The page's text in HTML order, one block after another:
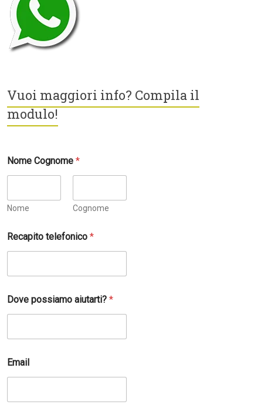
Vuoi maggiori info? Compila il
modulo!
Nome Cognome*
Nome Cognome
*
*
Recapito telefonico*
Dove possiamo aiutarti?*
Email